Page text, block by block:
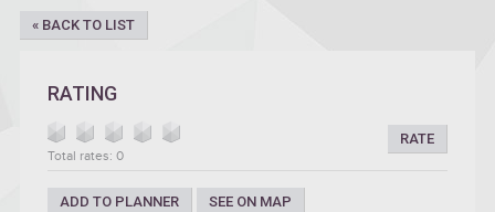
« BACK TO LIST
RATING
RATE
Total rates: 0
ADD TO PLANNER SEE ON MAP